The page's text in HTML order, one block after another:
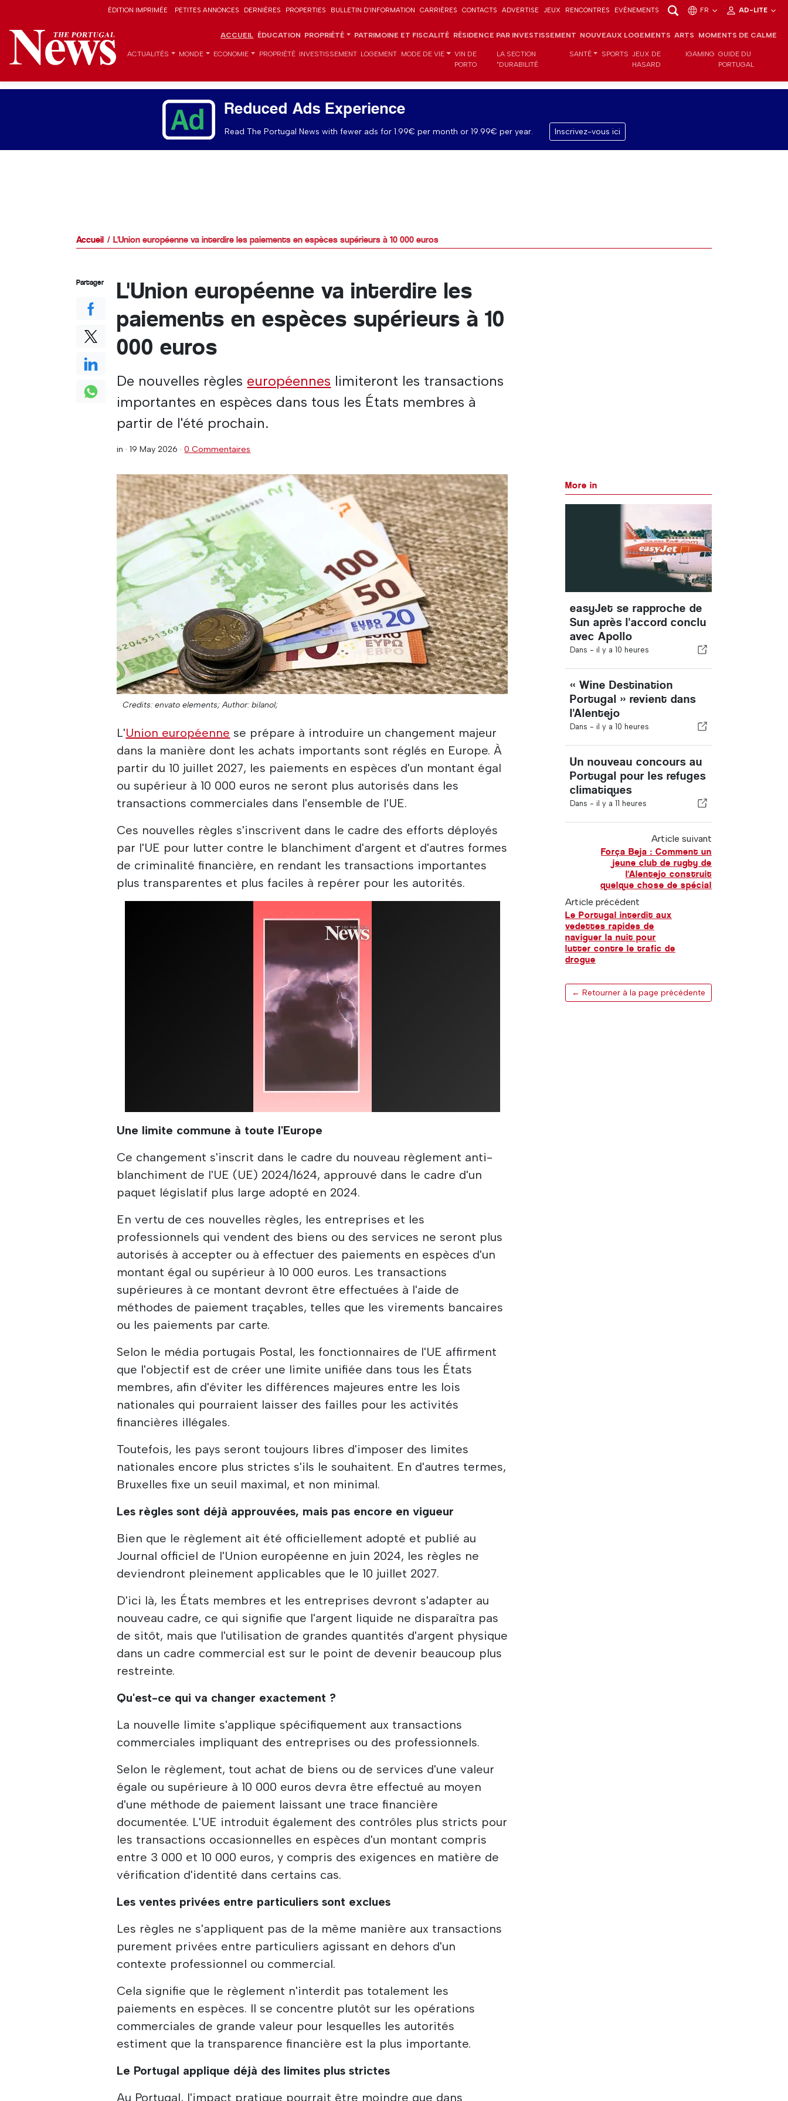
ÉDITION IMPRIMÉE PETITES ANNONCES DERNIÈRES PROPERTIES BULLETIN D'INFORMATION CARRIÈRES CONTACTS ADVERTISE JEUX RENCONTRES EVÉNEMENTS FR AD-LITE
ACCUEIL ÉDUCATION PROPRIÉTÉ PATRIMOINE ET FISCALITÉ RÉSIDENCE PAR INVESTISSEMENT NOUVEAUX LOGEMENTS ARTS MOMENTS DE CALME
ACTUALITÉS MONDE ECONOMIE PROPRIÉTÉ INVESTISSEMENT LOGEMENT MODE DE VIE
VIN DE
PORTO
LA SECTION
"DURABILITÉ
SANTÉ SPORTS JEUX DE
HASARD
IGAMING GUIDE DU
PORTUGAL
Reduced Ads Experience
Read The Portugal News with fewer ads for 1.99€ per month or 19.99€ per year. Inscrivez-vous ici
Accueil L'Union européenne va interdire les paiements en espèces supérieurs à 10 000 euros
L'Union européenne va interdire les
paiements en espèces supérieurs à 10
000 euros
De nouvelles règles européennes limiteront les transactions
importantes en espèces dans tous les États membres à
partir de l'été prochain.
in ·19 May 2026 ·0 Commentaires
Credits: envato elements; Author: bilanol;
L'Union européenne se prépare à introduire un changement majeur
dans la manière dont les achats importants sont réglés en Europe. À
partir du 10 juillet 2027, les paiements en espèces d'un montant égal
ou supérieur à 10 000 euros ne seront plus autorisés dans les
transactions commerciales dans l'ensemble de l'UE.
Ces nouvelles règles s'inscrivent dans le cadre des efforts déployés
par l'UE pour lutter contre le blanchiment d'argent et d'autres formes
de criminalité financière, en rendant les transactions importantes
plus transparentes et plus faciles à repérer pour les autorités.
Une limite commune à toute l'Europe
Ce changement s'inscrit dans le cadre du nouveau règlement anti-
blanchiment de l'UE (UE) 2024/1624, approuvé dans le cadre d'un
paquet législatif plus large adopté en 2024.
En vertu de ces nouvelles règles, les entreprises et les
professionnels qui vendent des biens ou des services ne seront plus
autorisés à accepter ou à effectuer des paiements en espèces d'un
montant égal ou supérieur à 10 000 euros. Les transactions
supérieures à ce montant devront être effectuées à l'aide de
méthodes de paiement traçables, telles que les virements bancaires
ou les paiements par carte.
Selon le média portugais Postal, les fonctionnaires de l'UE affirment
que l'objectif est de créer une limite unifiée dans tous les États
membres, afin d'éviter les différences majeures entre les lois
nationales qui pourraient laisser des failles pour les activités
financières illégales.
Toutefois, les pays seront toujours libres d'imposer des limites
nationales encore plus strictes s'ils le souhaitent. En d'autres termes,
Bruxelles fixe un seuil maximal, et non minimal.
Les règles sont déjà approuvées, mais pas encore en vigueur
Bien que le règlement ait été officiellement adopté et publié au
Journal officiel de l'Union européenne en juin 2024, les règles ne
deviendront pleinement applicables que le 10 juillet 2027.
D'ici là, les États membres et les entreprises devront s'adapter au
nouveau cadre, ce qui signifie que l'argent liquide ne disparaîtra pas
de sitôt, mais que l'utilisation de grandes quantités d'argent physique
dans un cadre commercial est sur le point de devenir beaucoup plus
restreinte.
Qu'est-ce qui va changer exactement ?
La nouvelle limite s'applique spécifiquement aux transactions
commerciales impliquant des entreprises ou des professionnels.
Selon le règlement, tout achat de biens ou de services d'une valeur
égale ou supérieure à 10 000 euros devra être effectué au moyen
d'une méthode de paiement laissant une trace financière
documentée. L'UE introduit également des contrôles plus stricts pour
les transactions occasionnelles en espèces d'un montant compris
entre 3 000 et 10 000 euros, y compris des exigences en matière de
vérification d'identité dans certains cas.
Les ventes privées entre particuliers sont exclues
Les règles ne s'appliquent pas de la même manière aux transactions
purement privées entre particuliers agissant en dehors d'un
contexte professionnel ou commercial.
Cela signifie que le règlement n'interdit pas totalement les
paiements en espèces. Il se concentre plutôt sur les opérations
commerciales de grande valeur pour lesquelles les autorités
estiment que la transparence financière est la plus importante.
Le Portugal applique déjà des limites plus strictes
Au Portugal, l'impact pratique pourrait être moindre que dans
Partager
More in
easyJet se rapproche de
Sun après l'accord conclu
avec Apollo
Dans - il y a 10 heures
« Wine Destination
Portugal » revient dans
l'Alentejo
Dans - il y a 10 heures
Un nouveau concours au
Portugal pour les refuges
climatiques
Dans - il y a 11 heures
Article suivant
Força Beja : Comment un
jeune club de rugby de
l'Alentejo construit
quelque chose de spécial
Article précédent
Le Portugal interdit aux
vedettes rapides de
naviguer la nuit pour
lutter contre le trafic de
drogue
← Retourner à la page précédente